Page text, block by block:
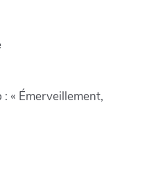
« Émerveillement,